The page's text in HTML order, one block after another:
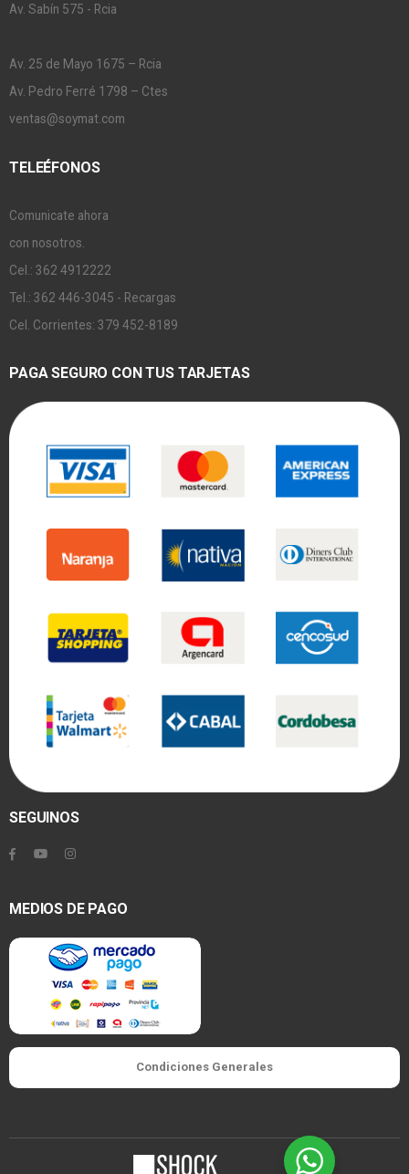
Av. Sabín 575 - Rcia
Av. 25 de Mayo 1675 – Rcia
Av. Pedro Ferré 1798 – Ctes
ventas@soymat.com
TELEÉFONOS
Comunicate ahora
con nosotros.
Cel.: 362 4912222
Tel.: 362 446-3045 - Recargas
Cel. Corrientes: 379 452-8189
PAGA SEGURO CON TUS TARJETAS
SEGUINOS
MEDIOS DE PAGO
Condiciones Generales